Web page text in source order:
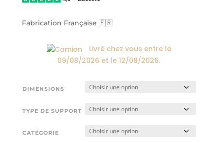
Fabrication Française 🇫🇷
Livré chez vous entre le
09/08/2026 et le12/08/2026.
DIMENSIONS
TYPE DE SUPPORT
CATÉGORIE